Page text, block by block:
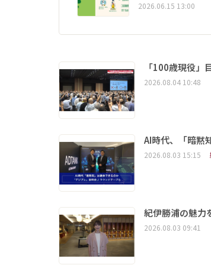
2026.06.15 13:00
「100歳現役
2026.08.04 10:48
AI時代、「暗黙
2026.08.03 15:15
紀伊勝浦の魅
2026.08.03 09:41